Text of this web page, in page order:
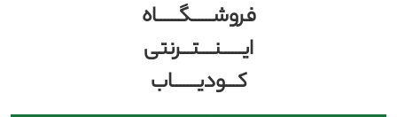
فروشــــــگــــــاه
ایــــــنــــتـــرنتی
کـــودیـــــــاب